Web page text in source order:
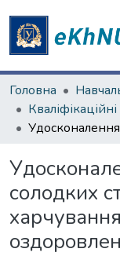
Головна
солодких